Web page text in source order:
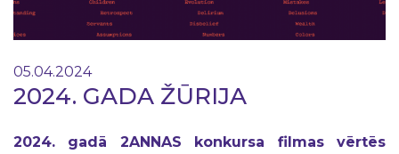
05.04.2024
2024. GADA ŽŪRIJA
2024. gadā 2ANNAS konkursa filmas vērtēs